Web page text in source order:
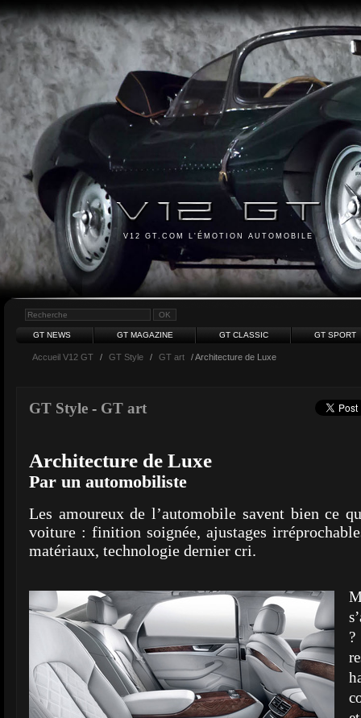
V12 GT.COM L'ÉMOTION AUTOMOBILE
GT NEWS GT MAGAZINE GT CLASSIC GT SPORT
Accueil V12 GT / GT Style / GT art / Architecture de Luxe
GT Style - GT art
Architecture de Luxe
Par un automobiliste
Les amoureux de l’automobile savent bien ce
voiture : finition soignée, ajustages
matériaux, technologie dernier cri.